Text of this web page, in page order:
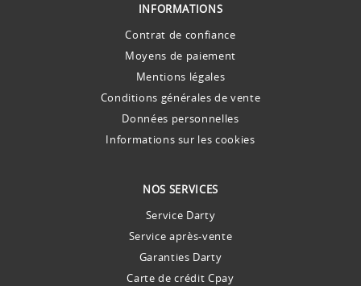
INFORMATIONS
Contrat de confiance
Moyens de paiement
Mentions légales
Conditions générales de vente
Données personnelles
Informations sur les cookies
NOS SERVICES
Service Darty
Service après-vente
Garanties Darty
Carte de crédit Cpay